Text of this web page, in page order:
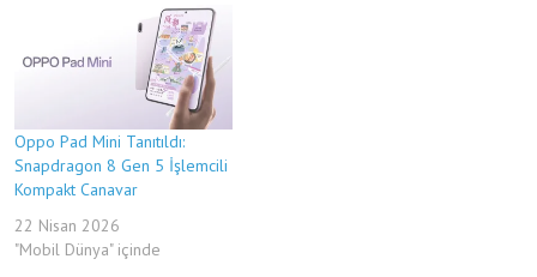
Oppo Pad Mini Tanıtıldı:
Snapdragon 8 Gen 5 İşlemcili
Kompakt Canavar
22 Nisan 2026
"Mobil Dünya" içinde